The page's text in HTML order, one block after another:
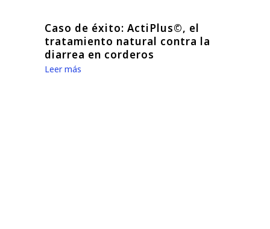
Caso de éxito: ActiPlus©, el
tratamiento natural contra la
diarrea en corderos
Leer más